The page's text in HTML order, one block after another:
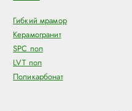
Гибкий мрамор
Керамогранит
SPC пол
LVT пол
Поликарбонат